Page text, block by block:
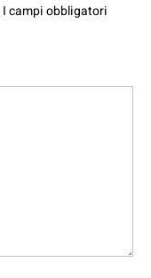
I campi obbligatori